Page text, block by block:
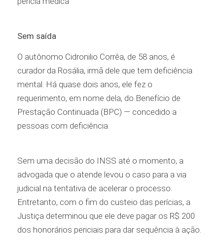
Sem saída
O autônomo Cidronilio Corrêa, de 58 anos, é
curador da Rosália, irmã dele que tem deficiência
mental. Há quase dois anos, ele fez o
requerimento, em nome dela, do Benefício de
Prestação Continuada (BPC) — concedido a
pessoas com deficiência.
Sem uma decisão do INSS até o momento, a
advogada que o atende levou o caso para a via
judicial na tentativa de acelerar o processo.
Entretanto, com o fim do custeio das perícias, a
Justiça determinou que ele deve pagar os R$ 200
dos honorários periciais para dar sequência à ação.